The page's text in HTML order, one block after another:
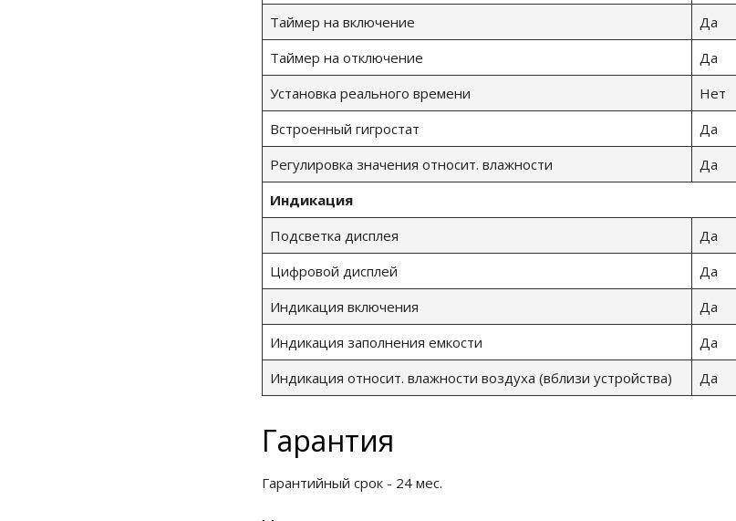
Таймер на включение
Да
Таймер на отключение
Да
Установка реального времени
Нет
Встроенный гигростат
Да
Регулировка значения относит. влажности
Да
Индикация
Подсветка дисплея
Да
Цифровой дисплей
Да
Индикация включения
Да
Индикация заполнения емкости
Да
Индикация относит. влажности воздуха (вблизи устройства)
Да
Гарантия
Гарантийный срок - 24 мес.